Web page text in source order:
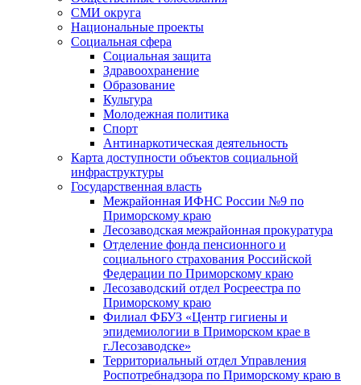
СМИ округа
Национальные проекты
Социальная сфера
Социальная защита
Здравоохранение
Образование
Культура
Молодежная политика
Спорт
Антинаркотическая деятельность
Карта доступности объектов социальной
инфраструктуры
Государственная власть
Межрайонная ИФНС России №9 по
Приморскому краю
Лесозаводская межрайонная прокуратура
Отделение фонда пенсионного и
социального страхования Российской
Федерации по Приморскому краю
Лесозаводский отдел Росреестра по
Приморскому краю
Филиал ФБУЗ «Центр гигиены и
эпидемиологии в Приморском крае в
г.Лесозаводске»
Территориальный отдел Управления
Роспотребнадзора по Приморскому краю в